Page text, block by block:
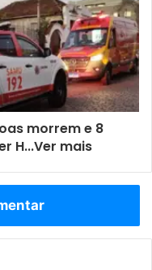
morrem e 8
H...Ver mais